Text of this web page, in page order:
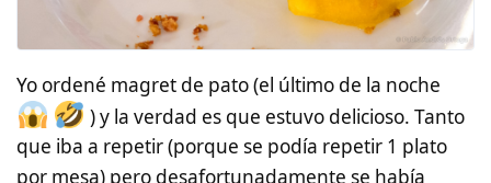
Yo ordené magret de pato (el último de la noche
) y la verdad es que estuvo delicioso. Tanto
que iba a repetir (porque se podía repetir 1 plato
por mesa) pero desafortunadamente se había